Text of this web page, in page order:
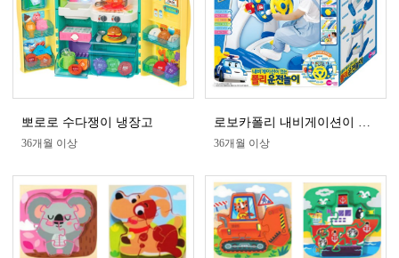
뽀로로 수다쟁이 냉장고
36개월 이상 36개월 이상